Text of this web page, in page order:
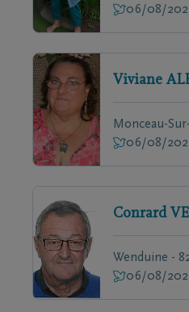
06/08/
Viviane
Monceau-
06/08/
Conrard
Wenduine -
06/08/